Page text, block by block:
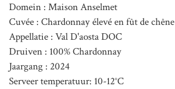
Domein : Maison Anselmet
Cuvée : Chardonnay élevé en fût de chêne
Appellatie : Val D'aosta DOC
Druiven : 100% Chardonnay
Jaargang : 2024
Serveer temperatuur: 10-12°C